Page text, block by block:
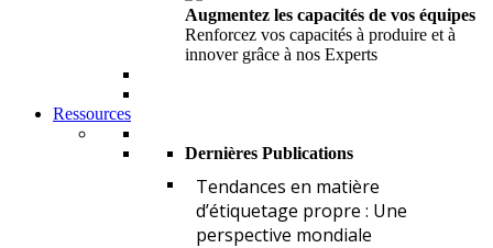
Augmentez les capacités de vos équipes
Renforcez vos capacités à produire et à
innover grâce à nos Experts
Ressources
Dernières Publications
Tendances en matière
d’étiquetage propre : Une
perspective mondiale